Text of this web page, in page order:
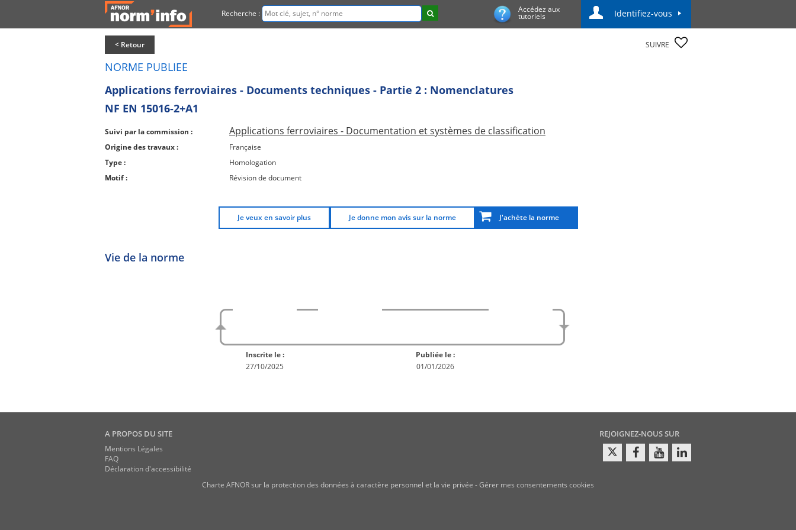
Recherche : Accédez aux
tutoriels Identifiez-vous
< Retour SUIVRE
NORME PUBLIEE
Applications ferroviaires - Documents techniques - Partie 2 : Nomenclatures
NF EN 15016-2+A1
Suivi par la commission : Applications ferroviaires - Documentation et systèmes de classification
Origine des travaux :
Française
Type :
Homologation
Motif :
Révision de document
Je veux en savoir plus Je donne mon avis sur la norme J'achète la norme
Vie de la norme
Inscrite le :
27/10/2025
Publiée le :
01/01/2026
A PROPOS DU SITE
Mentions Légales
FAQ
Déclaration d'accessibilité
REJOIGNEZ-NOUS SUR
Charte AFNOR sur la protection des données à caractère personnel et la vie privée -Gérer mes consentements cookies